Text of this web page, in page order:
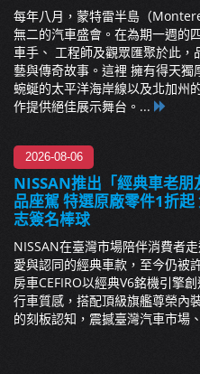
每年八月，蒙特雷半島（
無二的汽車盛會。在為期一週的
車手、 工程師及觀眾匯聚於此
藝與傳奇故事。這裡 擁有得天獨
蜿蜒的太平洋海岸線以及北加州
作提供絕佳展示舞台。...
2026-08-06
NISSAN推出「經典車老
品座駕 特選原廠零件1折
志簽名棒球
NISSAN在臺灣市場陪伴消費者
愛與認同的經典車款，至今仍被
房車CEFIRO以經典V6銘機引擎
行車質感，搭配頂級旗艦尊榮內
的刻板認知，震撼臺灣汽車市場